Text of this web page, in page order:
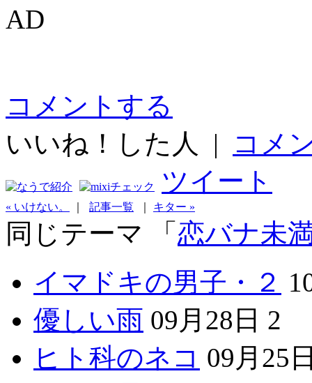
AD
コメントする
いいね！した人
|
コメ
ツイート
« いけない。 記事一覧 キター »
同じテーマ 「 恋バナ未
イマドキの男子・２
優しい雨 09月28日 2
ヒト科のネコ 09月25